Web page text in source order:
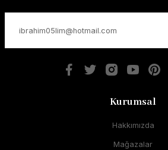
Kurumsal
Hakkımızda
Mağazalar